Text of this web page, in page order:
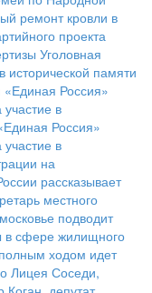
ремонт кровли в
проекта
Уголовная
исторической памяти
«Единая Россия»
в
Россия»
в
на
рассказывает
местного
подводит
в сфере жилищного
ходом идет
Лицея Соседи,